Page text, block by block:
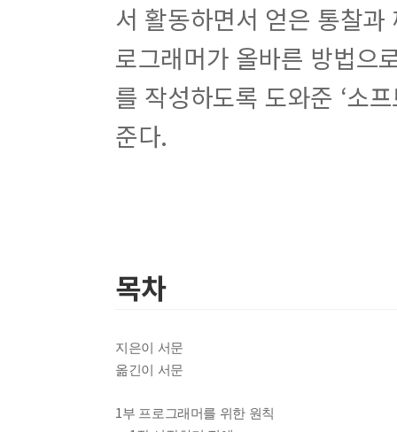
서 활동하면서 얻은 통찰
로그래머가 올바른 방법으
를 작성하도록 도와준 ‘소
준다.
목차
지은이 서문
옮긴이 서문
1부 프로그래머를 위한 원칙